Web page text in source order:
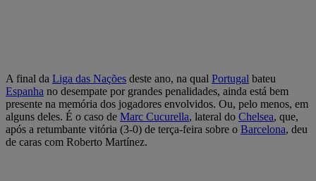
A final da Liga das Nações deste ano, na qual Portugal bateu
Espanha no desempate por grandes penalidades, ainda está bem
presente na memória dos jogadores envolvidos. Ou, pelo menos, em
alguns deles. É o caso de Marc Cucurella, lateral do Chelsea, que,
após a retumbante vitória (3-0) de terça-feira sobre o Barcelona, deu
de caras com Roberto Martínez.